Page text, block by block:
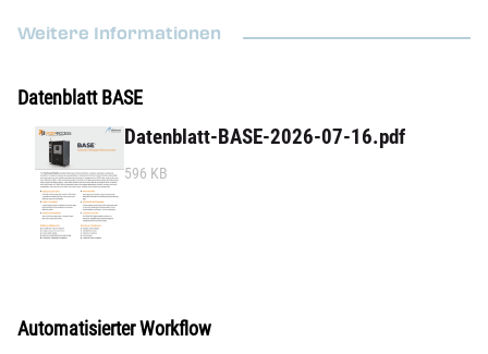
Weitere Informationen
Datenblatt BASE
Datenblatt-BASE-2026-07-16.pdf
596 KB
Automatisierter Workflow